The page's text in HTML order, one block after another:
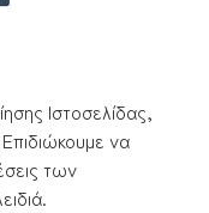
Ιστοσελίδας,
να
των